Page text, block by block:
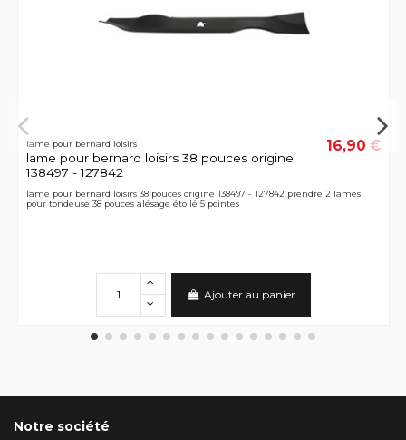
lame pour bernard loisirs
lame pour bernard loisirs 38 pouces origine
138497 - 127842
16,90 €
lame pour bernard loisirs 38 pouces origine 138497 - 127842 prendre 2 lames
pour tondeuse 38 pouces alésage étoilé 5 pointes
Ajouter au panier
Notre société